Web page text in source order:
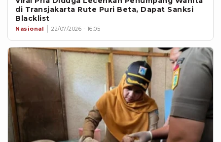
di Transjakarta Rute Puri Beta, Dapat Sanksi
Blacklist
Nasional 22/07/2026 - 16:05